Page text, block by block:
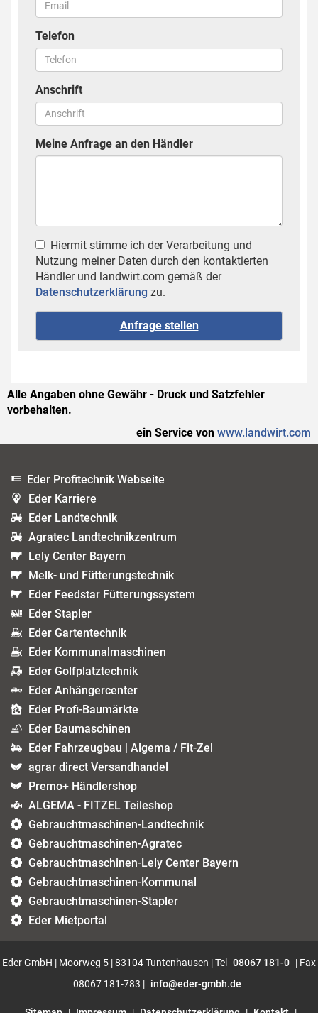
Telefon
Anschrift
Meine Anfrage an den Händler
Hiermit stimme ich der Verarbeitung und
Nutzung meiner Daten durch den kontaktierten
Händler und landwirt.com gemäß der
Datenschutzerklärung zu.
Alle Angaben ohne Gewähr - Druck und Satzfehler
vorbehalten.
ein Service von www.landwirt.com
Eder Profitechnik Webseite
Eder Karriere
Eder Landtechnik
Agratec Landtechnikzentrum
Lely Center Bayern
Melk- und Fütterungstechnik
Eder Feedstar Fütterungssystem
Eder Stapler
Eder Gartentechnik
Eder Kommunalmaschinen
Eder Golfplatztechnik
Eder Anhängercenter
Eder Profi-Baumärkte
Eder Baumaschinen
Eder Fahrzeugbau | Algema / Fit-Zel
agrar direct Versandhandel
Premo+ Händlershop
ALGEMA - FITZEL Teileshop
Gebrauchtmaschinen-Landtechnik
Gebrauchtmaschinen-Agratec
Gebrauchtmaschinen-Lely Center Bayern
Gebrauchtmaschinen-Kommunal
Gebrauchtmaschinen-Stapler
Eder Mietportal
Eder GmbH | Moorweg 5 | 83104 Tuntenhausen | Tel 08067 181-0 | Fax
08067 181-783 | info@eder-gmbh.de